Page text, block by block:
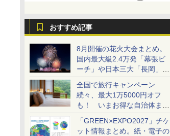
おすすめ記事
8月開催の花火大会まとめ。
国内最大級2.4万発「幕張ビ
ーチ」や日本三大「長岡」な
ど大型イベント目白押し！
全国で旅行キャンペーン
続々、最大1万5000円オフ
も！ いまお得な自治体まと
め
「GREEN×EXPO2027」チケ
ット情報まとめ。紙・電子の